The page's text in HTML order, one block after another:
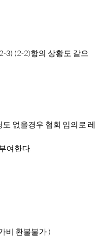
없을경우 협회 임의로 레
여한다.
비 환불불가 )